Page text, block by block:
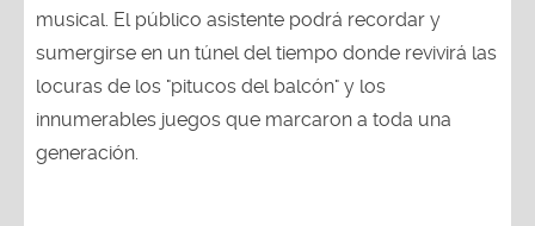
musical. El público asistente podrá recordar y
sumergirse en un túnel del tiempo donde revivirá las
locuras de los "pitucos del balcón" y los
innumerables juegos que marcaron a toda una
generación.